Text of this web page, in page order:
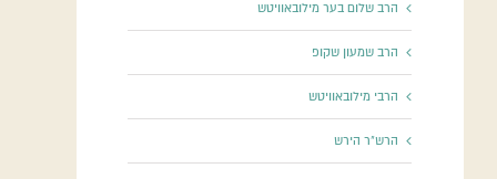
הרב שלום בער מילובאוויטש
הרב שמעון שקופ
הרבי מילובאוויטש
הרש"ר הירש